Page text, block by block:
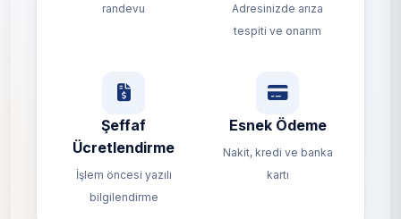
randevu
Adresinizde arıza
tespiti ve onarım
Şeffaf
Ücretlendirme
İşlem öncesi yazılı
bilgilendirme
Esnek Ödeme
Nakit, kredi ve banka
kartı